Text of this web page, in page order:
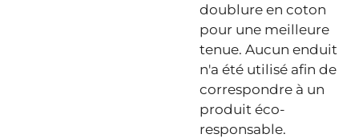
doublure en coton
pour une meilleure
tenue. Aucun enduit
n'a été utilisé afin de
correspondre à un
produit éco-
responsable.